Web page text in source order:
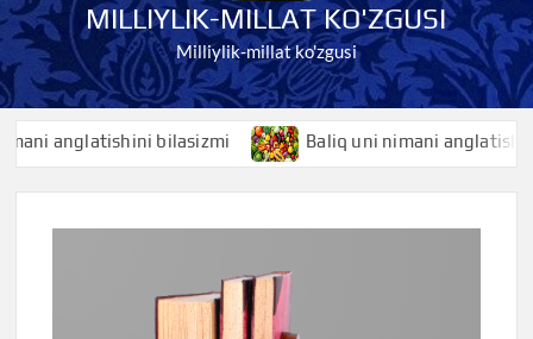
MILLIYLIK-MILLAT KO'ZGUSI
Milliylik-millat ko'zgusi
anglatishini bilasizmi Baliq uni nimani anglatishini